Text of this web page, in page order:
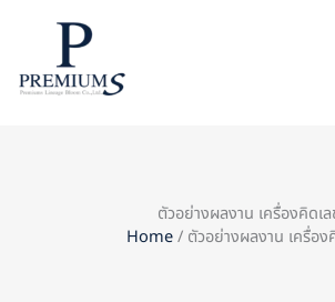
ตัวอย่างผลงาน เครื่องคิดเ
Home/ ตัวอย่างผลงาน เครื่อง